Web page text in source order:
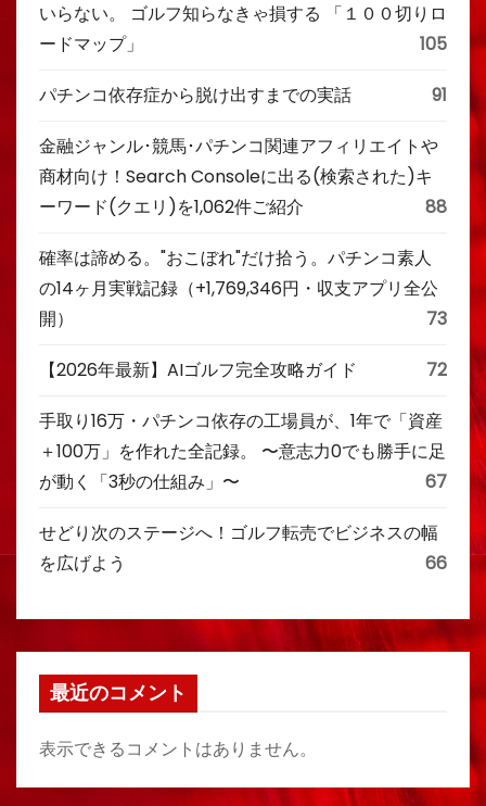
いらない。 ゴルフ知らなきゃ損する 「１００切りロ
ードマップ」
105
パチンコ依存症から脱け出すまでの実話 91
金融ジャンル･競馬･パチンコ関連アフィリエイトや
商材向け！Search Consoleに出る(検索された)キ
ーワード(クエリ)を1,062件ご紹介
88
確率は諦める。"おこぼれ"だけ拾う。パチンコ素人
の14ヶ月実戦記録（+1,769,346円・収支アプリ全公
開）
73
【2026年最新】AIゴルフ完全攻略ガイド 72
手取り16万・パチンコ依存の工場員が、1年で「資産
＋100万」を作れた全記録。 〜意志力0でも勝手に足
が動く「3秒の仕組み」〜
67
せどり次のステージへ！ゴルフ転売でビジネスの幅
を広げよう
66
最近のコメント
表示できるコメントはありません。